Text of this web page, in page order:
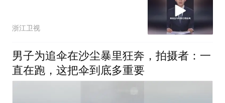
浙江卫视
男子为追伞在沙尘暴里狂奔，拍摄者：一
直在跑，这把伞到底多重要